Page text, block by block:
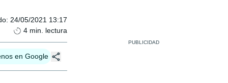
: 24/05/2021 13:17
4 min. lectura
en Google